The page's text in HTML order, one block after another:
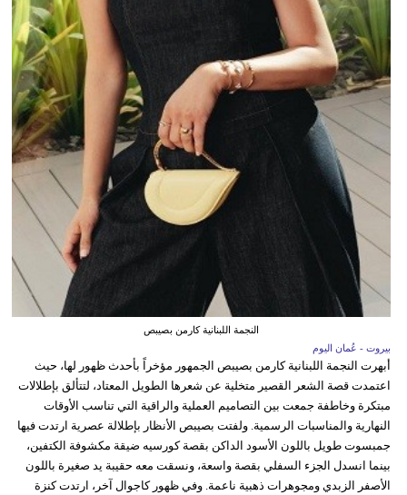
النجمة اللبنانية كارمن بصيبص
بيروت - عُمان اليوم
أبهرت النجمة اللبنانية كارمن بصيبص الجمهور مؤخراً بأحدث ظهور لها، حيث
اعتمدت قصة الشعر القصير متخلية عن شعرها الطويل المعتاد، لتتألق بإطلالات
مبتكرة وخاطفة جمعت بين التصاميم العملية والراقية التي تناسب الأوقات
النهارية والمناسبات الرسمية. ولفتت بصيبص الأنظار بإطلالة عصرية ارتدت فيها
جمبسوت طويل باللون الأسود الداكن بقصة كورسيه ضيقة مكشوفة الكتفين،
بينما انسدل الجزء السفلي بقصة واسعة، ونسقت معه حقيبة يد صغيرة باللون
الأصفر الزبدي ومجوهرات ذهبية ناعمة. وفي ظهور كاجوال آخر، ارتدت كنزة